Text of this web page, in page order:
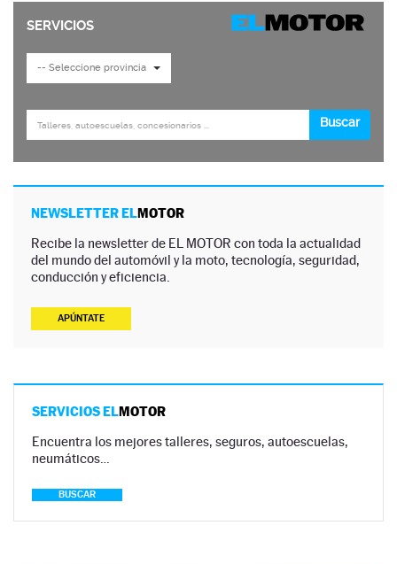
NEWSLETTER ELMOTOR
Recibe la newsletter de EL MOTOR con toda la actualidad
del mundo del automóvil y la moto, tecnología, seguridad,
conducción y eficiencia.
APÚNTATE
SERVICIOS ELMOTOR
Encuentra los mejores talleres, seguros, autoescuelas,
neumáticos…
BUSCAR